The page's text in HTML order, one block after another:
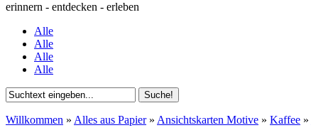
erinnern - entdecken - erleben
Alle
Alle
Alle
Alle
Willkommen » Alles aus Papier» Ansichtskarten Motive » Kaffee »